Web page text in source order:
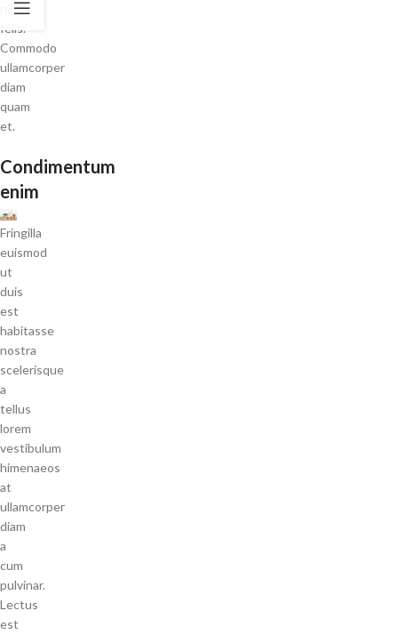
nibh
felis.
Commodo
ullamcorper
diam
quam
et.
Condimentum
enim
Fringilla
euismod
ut
duis
est
habitasse
nostra
scelerisque
a
tellus
lorem
vestibulum
himenaeos
at
ullamcorper
diam
a
cum
pulvinar.
Lectus
est